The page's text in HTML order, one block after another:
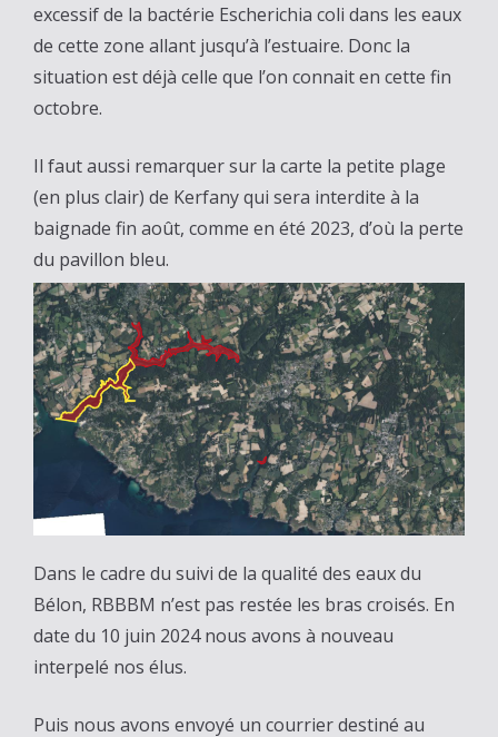
excessif de la bactérie Escherichia coli dans les eaux
de cette zone allant jusqu’à l’estuaire. Donc la
situation est déjà celle que l’on connait en cette fin
octobre.
Il faut aussi remarquer sur la carte la petite plage
(en plus clair) de Kerfany qui sera interdite à la
baignade fin août, comme en été 2023, d’où la perte
du pavillon bleu.
Dans le cadre du suivi de la qualité des eaux du
Bélon, RBBBM n’est pas restée les bras croisés. En
date du 10 juin 2024 nous avons à nouveau
interpelé nos élus.
Puis nous avons envoyé un courrier destiné au